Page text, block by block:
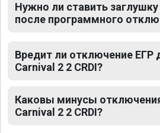
Нужно ли ставить заглушку
после программного
Вредит ли отключение ЕГР
Carnival 2 2 CRDI?
Каковы минусы
Carnival 2 2 CRDI?